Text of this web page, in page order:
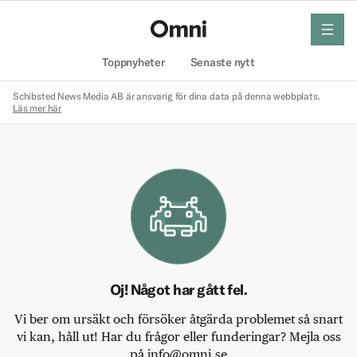
Toppnyheter Senaste nytt
meny
Schibsted News Media AB är ansvarig för dina data på denna webbplats.
Läs mer här
Oj! Något har gått fel.
Vi ber om ursäkt och försöker åtgärda problemet så snart
vi kan, håll ut! Har du frågor eller funderingar? Mejla oss